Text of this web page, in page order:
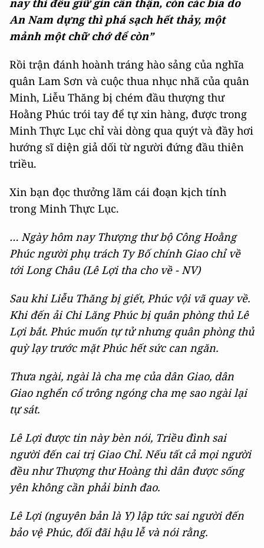
nay thì đều giữ gìn cẩn thận, còn các bia do
An Nam dựng thì phá sạch hết thảy, một
mảnh một chữ chớ để còn”
Rồi trận đánh hoành tráng hào sảng của nghĩa
quân Lam Sơn và cuộc thua nhục nhã của quân
Minh, Liễu Thăng bị chém đầu thượng thư
Hoằng Phúc trói tay để tự xin hàng, được trong
Minh Thực Lục chỉ vài dòng qua quýt và đầy hơi
hướng sĩ diện giả dối từ người đứng đầu thiên
triều.
Xin bạn đọc thưởng lãm cái đoạn kịch tính
trong Minh Thực Lục.
… Ngày hôm nay Thượng thư bộ Công Hoằng
Phúc người phụ trách Ty Bố chính Giao chỉ về
tới Long Châu (Lê Lợi tha cho về - NV)
Sau khi Liễu Thăng bị giết, Phúc vội vã quay về.
Khi đến ải Chi Lăng Phúc bị quân phòng thủ Lê
Lợi bắt. Phúc muốn tự tử nhưng quân phòng thủ
quỳ lạy trước mặt Phúc hết sức can ngăn.
Thưa ngài, ngài là cha mẹ của dân Giao, dân
Giao nghển cổ trông ngóng cha mẹ sao ngài lại
tự sát.
Lê Lợi được tin này bèn nói, Triều đình sai
người đến cai trị Giao Chỉ. Nếu tất cả mọi người
đều như Thượng thư Hoàng thì dân được sống
yên không cần phải binh đao.
Lê Lợi (nguyên bản là Y) lập tức sai người đến
bảo vệ Phúc, đối đãi hậu lễ và nói rằng.